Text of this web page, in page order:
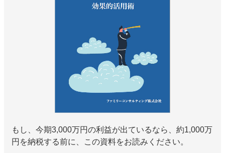
もし、今期3,000万円の利益が出ているなら、約1,000万
円を納税する前に、この資料をお読みください。